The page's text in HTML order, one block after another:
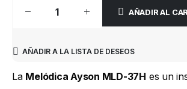
AÑADIR AL
AÑADIR A LA LISTA DE DESEOS
La Melódica Ayson MLD-37H es un